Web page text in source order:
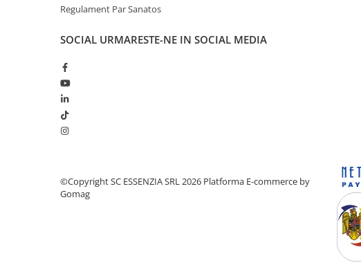
Regulament Par Sanatos
SOCIAL URMARESTE-NE IN SOCIAL MEDIA
©Copyright SC ESSENZIA SRL 2026 Platforma E-commerce by
Gomag